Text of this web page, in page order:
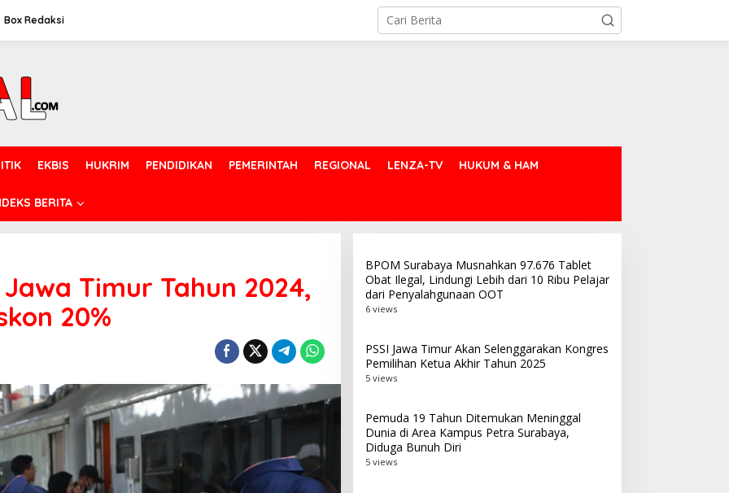
Box Redaksi
EKBIS HUKRIM PENDIDIKAN PEMERINTAH REGIONAL LENZA-TV HUKUM & HAM
BERITA
Timur Tahun 2024,
20%
BPOM Surabaya Musnahkan 97.676 Tablet
Obat Ilegal, Lindungi Lebih dari 10 Ribu Pelajar
dari Penyalahgunaan OOT
6 views
PSSI Jawa Timur Akan Selenggarakan Kongres
Pemilihan Ketua Akhir Tahun 2025
5 views
Pemuda 19 Tahun Ditemukan Meninggal
Dunia di Area Kampus Petra Surabaya,
Diduga Bunuh Diri
5 views